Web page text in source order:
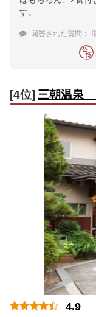
す。
回答された質問：
[4位] 三朝温泉
4.9